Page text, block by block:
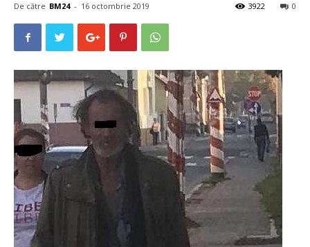
De către BM24 - 16 octombrie 2019 0
3922